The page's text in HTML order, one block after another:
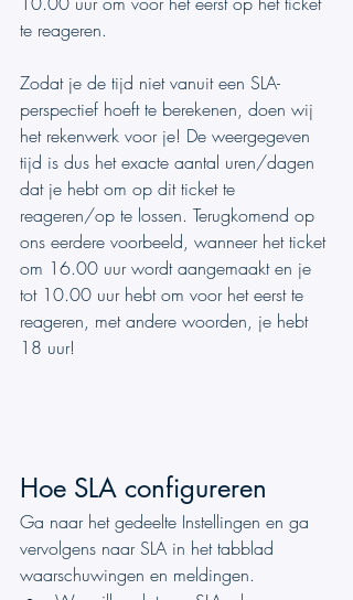
te reageren.
Zodat je de tijd niet vanuit een SLA-
perspectief hoeft te berekenen, doen wij
het rekenwerk voor je! De weergegeven
tijd is dus het exacte aantal uren/dagen
dat je hebt om op dit ticket te
reageren/op te lossen. Terugkomend op
ons eerdere voorbeeld, wanneer het ticket
om 16.00 uur wordt aangemaakt en je
tot 10.00 uur hebt om voor het eerst te
reageren, met andere woorden, je hebt
18 uur!
Hoe SLA configureren
Ga naar het gedeelte Instellingen en ga
vervolgens naar SLA in het tabblad
waarschuwingen en meldingen.